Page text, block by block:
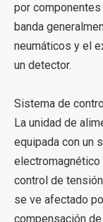
por
banda
neumáticos y el
un detector.
Sistema de
La unidad de
equipada con un
electromagnético
control de
se ve afectado
compensación